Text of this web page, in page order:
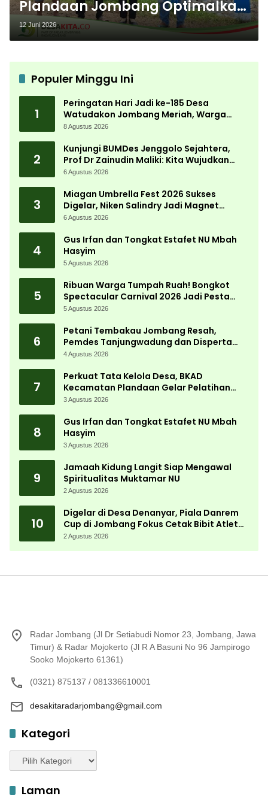
Plandaan Jombang Optimalkan
Embung Grojogan sebagai
Destinasi Wisata, Ini Caranya
12 Juni 2026
Populer Minggu Ini
1
Peringatan Hari Jadi ke-185 Desa
Watudakon Jombang Meriah, Warga
Tumpek Blek Padati Karnaval Budaya
8 Agustus 2026
2
Kunjungi BUMDes Jenggolo Sejahtera,
Prof Dr Zainudin Maliki: Kita Wujudkan
Kemandirian Ekonomi dengan Potensi
6 Agustus 2026
3
Miagan Umbrella Fest 2026 Sukses
Digelar, Niken Salindry Jadi Magnet
Ribuan Pengunjung
6 Agustus 2026
4
Gus Irfan dan Tongkat Estafet NU Mbah
Hasyim
5 Agustus 2026
5
Ribuan Warga Tumpah Ruah! Bongkot
Spectacular Carnival 2026 Jadi Pesta
Kemerdekaan Terbesar di Peterongan
5 Agustus 2026
6
Petani Tembakau Jombang Resah,
Pemdes Tanjungwadung dan Disperta
Bergerak Cepat
4 Agustus 2026
7
Perkuat Tata Kelola Desa, BKAD
Kecamatan Plandaan Gelar Pelatihan
Aparatur Pemdes
3 Agustus 2026
8
Gus Irfan dan Tongkat Estafet NU Mbah
Hasyim
3 Agustus 2026
9
Jamaah Kidung Langit Siap Mengawal
Spiritualitas Muktamar NU
2 Agustus 2026
10
Digelar di Desa Denanyar, Piala Danrem
Cup di Jombang Fokus Cetak Bibit Atlet
Menembak Berprestasi
2 Agustus 2026
Radar Jombang (Jl Dr Setiabudi Nomor 23, Jombang, Jawa
Timur) & Radar Mojokerto (Jl R A Basuni No 96 Jampirogo
Sooko Mojokerto 61361)
(0321) 875137 / 081336610001
desakitaradarjombang@gmail.com
Kategori
Kategori
Laman